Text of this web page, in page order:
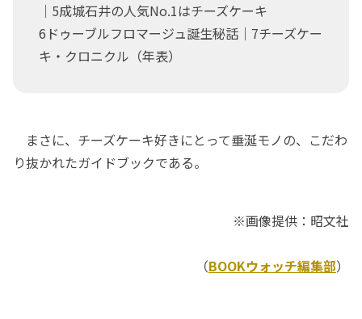
｜5成城石井の人気No.1はチーズケーキ
6ドゥーブルフロマージュ誕生秘話｜7チーズケー
キ・クロニクル（年表）
まさに、チーズケーキ好きにとって垂涎モノの、こだわ
り抜かれたガイドブックである。
※画像提供：昭文社
（BOOKウォッチ編集部）